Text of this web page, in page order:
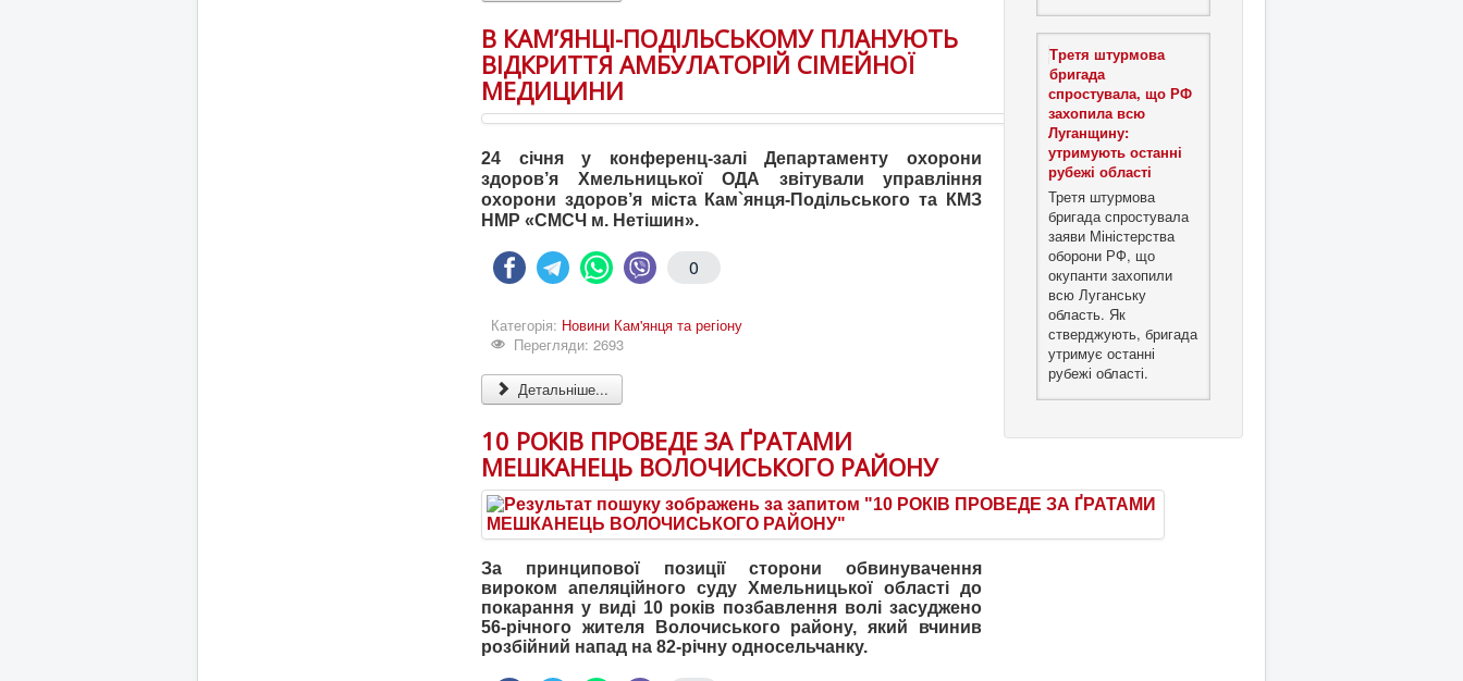
В КАМ’ЯНЦІ-ПОДІЛЬСЬКОМУ ПЛАНУЮТЬ
ВІДКРИТТЯ АМБУЛАТОРІЙ СІМЕЙНОЇ
МЕДИЦИНИ
24 січня у конференц-залі Департаменту охорони
здоров’я Хмельницької ОДА звітували управління
охорони здоров’я міста Кам`янця-Подільського та КМЗ
НМР «СМСЧ м. Нетішин».
0
Категорія: Новини Кам'янця та регіону
Перегляди: 2693
Детальніше...
10 РОКІВ ПРОВЕДЕ ЗА ҐРАТАМИ
МЕШКАНЕЦЬ ВОЛОЧИСЬКОГО РАЙОНУ
За принципової позиції сторони обвинувачення
вироком апеляційного суду Хмельницької області до
покарання у виді 10 років позбавлення волі засуджено
56-річного жителя Волочиського району, який вчинив
розбійний напад на 82-річну односельчанку.
Третя штурмова
бригада
спростувала, що РФ
захопила всю
Луганщину:
утримують останні
рубежі області
Третя штурмова
бригада спростувала
заяви Міністерства
оборони РФ, що
окупанти захопили
всю Луганську
область. Як
стверджують, бригада
утримує останні
рубежі області.